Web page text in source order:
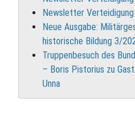
Newsletter
Neue Ausgabe:
historische Bildung 3/
Truppenbesuch des
– Boris Pistorius zu
Unna